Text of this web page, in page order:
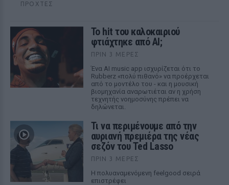
ΠΡΟΧΤΈΣ
Το hit του καλοκαιριού
φτιάχτηκε από AI;
ΠΡΙΝ 3 ΜΈΡΕΣ
Ένα AI music app ισχυρίζεται ότι το
Rubberz «πολύ πιθανό» να προέρχεται
από το μοντέλο του - και η μουσική
βιομηχανία αναρωτιέται αν η χρήση
τεχνητής νοημοσύνης πρέπει να
δηλώνεται.
Τι να περιμένουμε από την
αυριανή πρεμιέρα της νέας
σεζόν του Ted Lasso
ΠΡΙΝ 3 ΜΈΡΕΣ
Η πολυαναμενόμενη feelgood σειρά
επιστρέφει